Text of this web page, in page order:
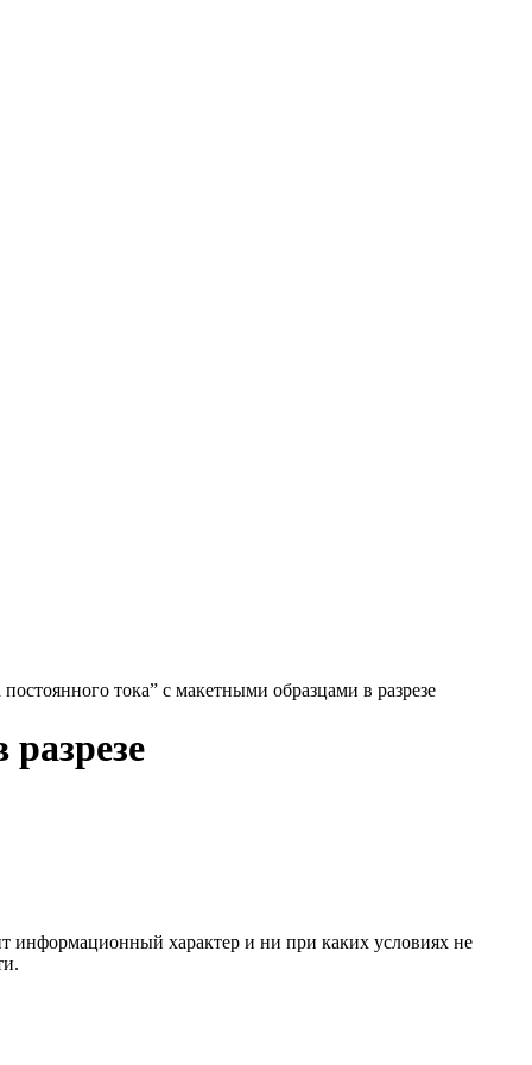
тока” с макетными образцами в разрезе
информационный характер и ни при каких условиях не